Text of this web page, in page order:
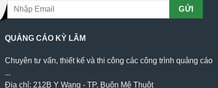
QUẢNG CÁO KỲ LÂM
Chuyên tư vấn, thiết kế và thi công các công trình quảng cáo
...
Địa chỉ: 212B Y Wang - TP. Buôn Mê Thuột